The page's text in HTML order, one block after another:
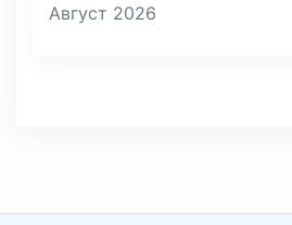
Август 2026